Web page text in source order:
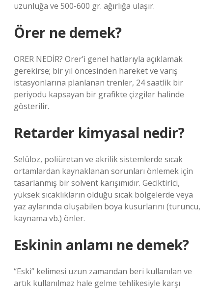
uzunluğa ve 500-600 gr. ağırlığa ulaşır.
Örer ne demek?
ORER NEDİR? Orer’i genel hatlarıyla açıklamak
gerekirse; bir yıl öncesinden hareket ve varış
istasyonlarına planlanan trenler, 24 saatlik bir
periyodu kapsayan bir grafikte çizgiler halinde
gösterilir.
Retarder kimyasal nedir?
Selüloz, poliüretan ve akrilik sistemlerde sıcak
ortamlardan kaynaklanan sorunları önlemek için
tasarlanmış bir solvent karışımıdır. Geciktirici,
yüksek sıcaklıkların olduğu sıcak bölgelerde veya
yaz aylarında oluşabilen boya kusurlarını (turuncu,
kaynama vb.) önler.
Eskinin anlamı ne demek?
“Eski” kelimesi uzun zamandan beri kullanılan ve
artık kullanılmaz hale gelme tehlikesiyle karşı